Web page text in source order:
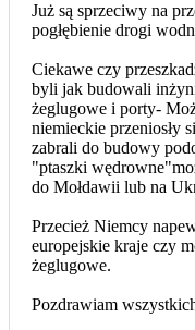
Już są sprzeciwy na
pogłębienie drogi
Ciekawe czy
byli jak budowali
żeglugowe i porty-
niemieckie przeniosły
zabrali do budowy
"ptaszki
do Mołdawii lub na
Przecież Niemcy
europejskie kraje czy
żeglugowe.
Pozdrawiam